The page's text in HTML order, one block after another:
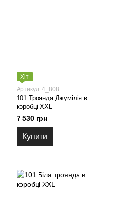
Хіт
Артикул: 4_808
101 Троянда Джумілія в
коробці XXL
7 530 грн
Купити